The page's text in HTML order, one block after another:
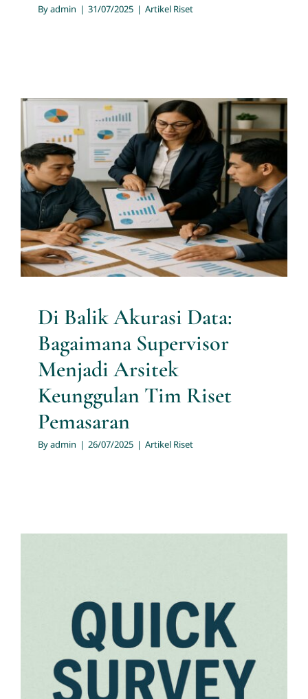
Byadmin | 31/07/2025 | Artikel Riset
Di Balik Akurasi Data:
Bagaimana Supervisor
Menjadi Arsitek Keunggulan
Tim Riset Pemasaran
Artikel Riset
Di Balik Akurasi Data:
Bagaimana Supervisor
Menjadi Arsitek
Keunggulan Tim Riset
Pemasaran
Byadmin | 26/07/2025 | Artikel Riset